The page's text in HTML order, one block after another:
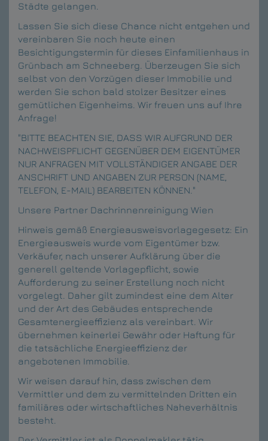
Städte gelangen.
Lassen Sie sich diese Chance nicht entgehen und
vereinbaren Sie noch heute einen
Besichtigungstermin für dieses Einfamilienhaus in
Grünbach am Schneeberg. Überzeugen Sie sich
selbst von den Vorzügen dieser Immobilie und
werden Sie schon bald stolzer Besitzer eines
gemütlichen Eigenheims. Wir freuen uns auf Ihre
Anfrage!
"BITTE BEACHTEN SIE, DASS WIR AUFGRUND DER
NACHWEISPFLICHT GEGENÜBER DEM EIGENTÜMER
NUR ANFRAGEN MIT VOLLSTÄNDIGER ANGABE DER
ANSCHRIFT UND ANGABEN ZUR PERSON (NAME,
TELEFON, E-MAIL) BEARBEITEN KÖNNEN."
Unsere Partner Dachrinnenreinigung Wien
Hinweis gemäß Energieausweisvorlagegesetz: Ein
Energieausweis wurde vom Eigentümer bzw.
Verkäufer, nach unserer Aufklärung über die
generell geltende Vorlagepflicht, sowie
Aufforderung zu seiner Erstellung noch nicht
vorgelegt. Daher gilt zumindest eine dem Alter
und der Art des Gebäudes entsprechende
Gesamtenergieeffizienz als vereinbart. Wir
übernehmen keinerlei Gewähr oder Haftung für
die tatsächliche Energieeffizienz der
angebotenen Immobilie.
Wir weisen darauf hin, dass zwischen dem
Vermittler und dem zu vermittelnden Dritten ein
familiäres oder wirtschaftliches Naheverhältnis
besteht.